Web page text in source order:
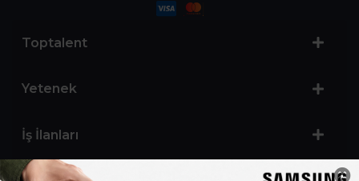
Toptalent
Yetenek
İş İlanları